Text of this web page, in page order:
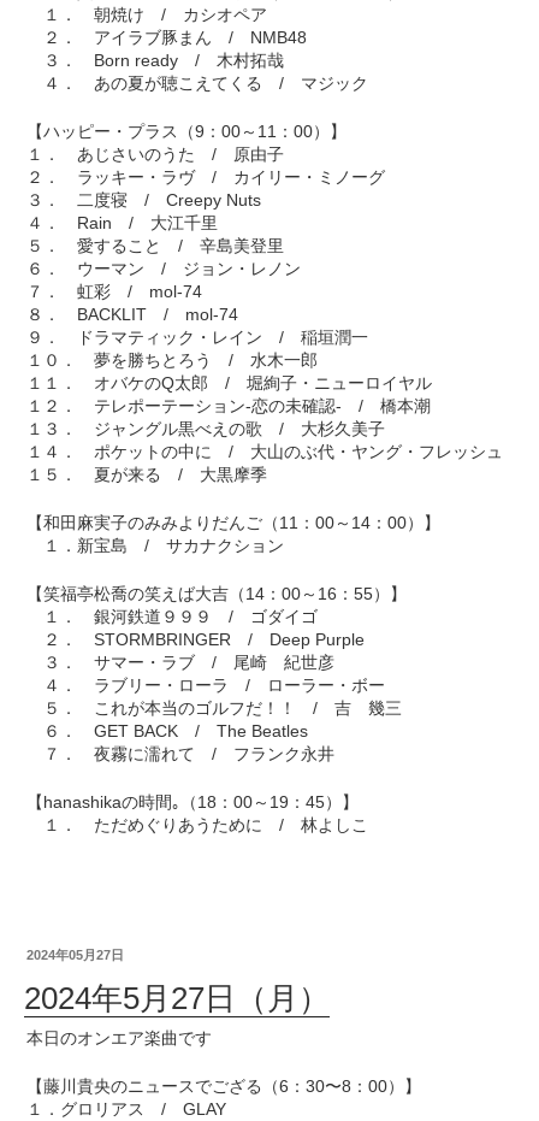
１． 朝焼け / カシオペア
２． アイラブ豚まん / NMB48
３． Born ready / 木村拓哉
４． あの夏が聴こえてくる / マジック
【ハッピー・プラス（9：00～11：00）】
１． あじさいのうた / 原由子
２． ラッキー・ラヴ / カイリー・ミノーグ
３． 二度寝 / Creepy Nuts
４． Rain / 大江千里
５． 愛すること / 辛島美登里
６． ウーマン / ジョン・レノン
７． 虹彩 / mol-74
８． BACKLIT / mol-74
９． ドラマティック・レイン / 稲垣潤一
１０． 夢を勝ちとろう / 水木一郎
１１． オバケのQ太郎 / 堀絢子・ニューロイヤル
１２． テレポーテーション-恋の未確認- / 橋本潮
１３． ジャングル黒べえの歌 / 大杉久美子
１４． ポケットの中に / 大山のぶ代・ヤング・フレッシュ
１５． 夏が来る / 大黒摩季
【和田麻実子のみみよりだんご（11：00～14：00）】
１．新宝島 / サカナクション
【笑福亭松喬の笑えば大吉（14：00～16：55）】
１． 銀河鉄道９９９ / ゴダイゴ
２． STORMBRINGER / Deep Purple
３． サマー・ラブ / 尾崎 紀世彦
４． ラブリー・ローラ / ローラー・ボー
５． これが本当のゴルフだ！！ / 吉 幾三
６． GET BACK / The Beatles
７． 夜霧に濡れて / フランク永井
【hanashikaの時間｡（18：00～19：45）】
１． ただめぐりあうために / 林よしこ
2024年05月27日
2024年5月27日（月）
本日のオンエア楽曲です
【藤川貴央のニュースでござる（6：30〜8：00）】
１．グロリアス / GLAY